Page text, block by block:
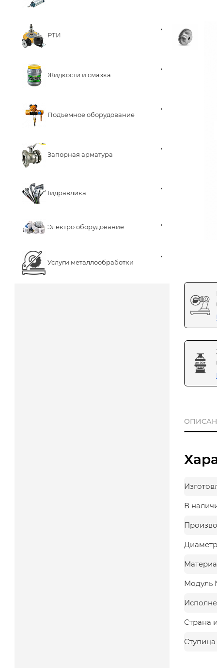
РТИ
Жидкости и смазка
Подъемное оборудование
Запорная арматура
Гидравлика
Электро оборудование
Услуги металлообработки
В
Модуль
Страна
Ступица